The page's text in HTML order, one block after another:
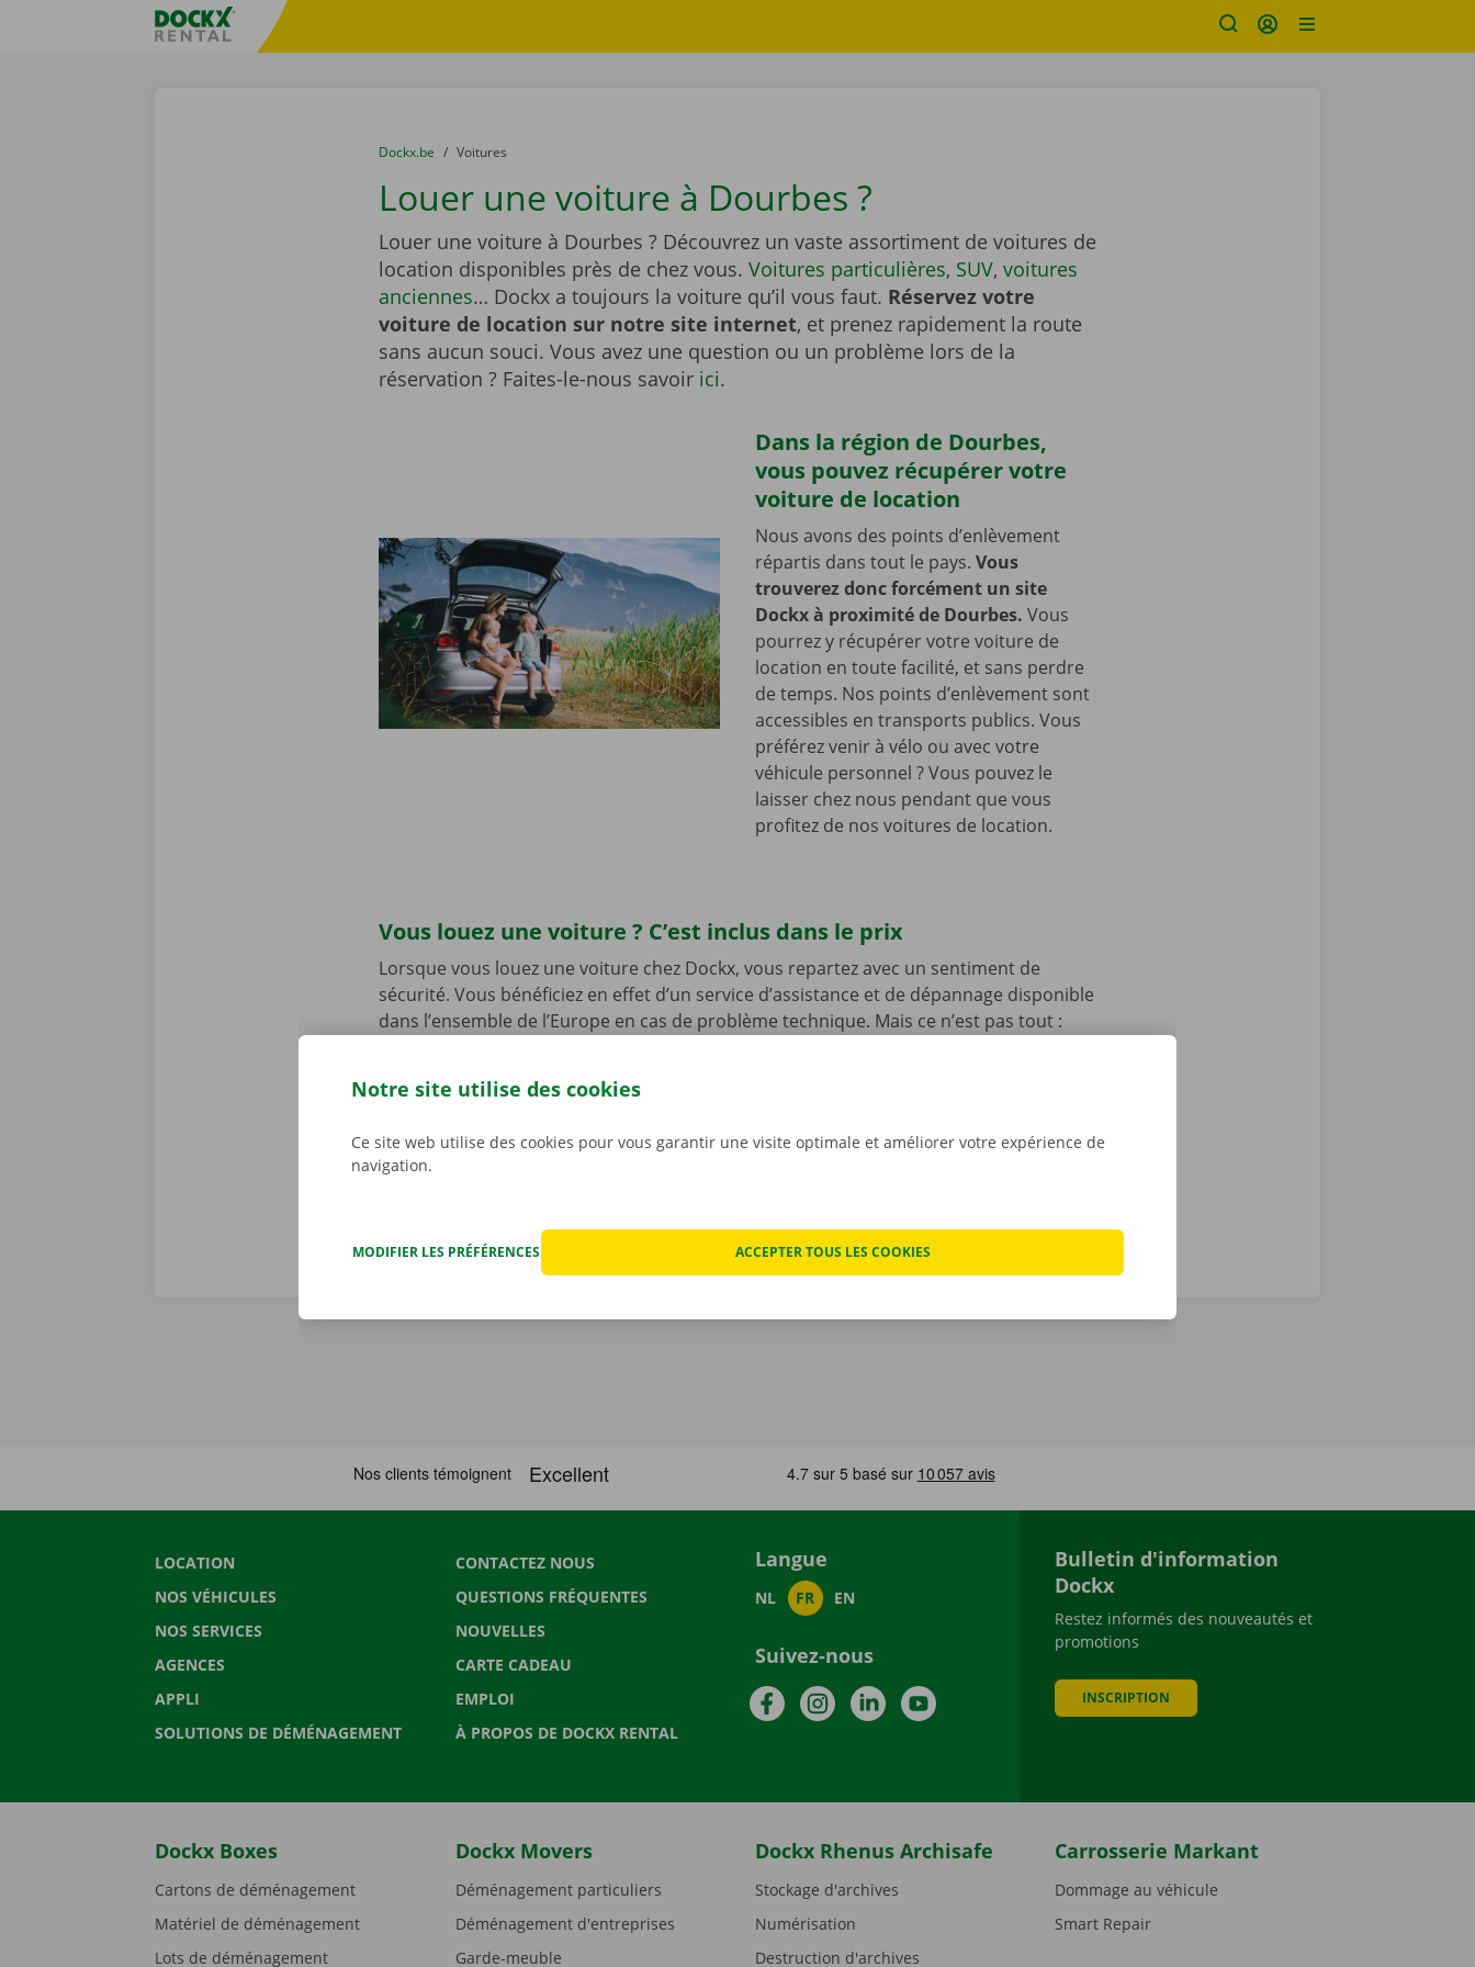
sitename
You are here:
du
Dockx.be to
Voitures
Louer une voiture à Dourbes ?
Louer une voiture à Dourbes ? Découvrez un vaste assortiment de voitures de
location disponibles près de chez vous. Voitures particulières, SUV, voitures
anciennes… Dockx a toujours la voiture qu’il vous faut. Réservez votre
voiture de location sur notre site internet, et prenez rapidement la route
sans aucun souci. Vous avez une question ou un problème lors de la
réservation ? Faites-le-nous savoir ici.
Dans la région de Dourbes,
vous pouvez récupérer votre
voiture de location
Nous avons des points d’enlèvement
répartis dans tout le pays. Vous
trouverez donc forcément un site
Dockx à proximité de Dourbes. Vous
pourrez y récupérer votre voiture de
location en toute facilité, et sans perdre
de temps. Nos points d’enlèvement sont
accessibles en transports publics. Vous
préférez venir à vélo ou avec votre
véhicule personnel ? Vous pouvez le
laisser chez nous pendant que vous
profitez de nos voitures de location.
Vous louez une voiture ? C’est inclus dans le prix
Lorsque vous louez une voiture chez Dockx, vous repartez avec un sentiment de
sécurité. Vous bénéficiez en effet d’un service d’assistance et de dépannage disponible
dans l’ensemble de l’Europe en cas de problème technique. Mais ce n’est pas tout :
preniez le volant. Pour nous, la transparence et un service personnalisé sont de
LOCATION
NOS VÉHICULES
NOS SERVICES
AGENCES
APPLI
SOLUTIONS DE DÉMÉNAGEMENT
CONTACTEZ NOUS
QUESTIONS FRÉQUENTES
NOUVELLES
CARTE CADEAU
EMPLOI
À PROPOS DE DOCKX RENTAL
Langue
NL FR EN
Suivez-nous
FacebookInstagramLinkedInYouTube
Bulletin d'information
Dockx
Restez informés des nouveautés et
promotions
INSCRIPTION
Dockx Boxes
Cartons de déménagement
Matériel de déménagement
Lots de déménagement
Dockx Movers
Déménagement particuliers
Déménagement d'entreprises
Garde-meuble
Dockx Rhenus Archisafe
Stockage d'archives
Numérisation
Destruction d'archives
Carrosserie Markant
Dommage au véhicule
Smart Repair
Notre site utilise des cookies
Ce site web utilise des cookies pour vous garantir une visite optimale et améliorer votre expérience de
navigation.
MODIFIER LES PRÉFÉRENCES ACCEPTER TOUS LES COOKIES